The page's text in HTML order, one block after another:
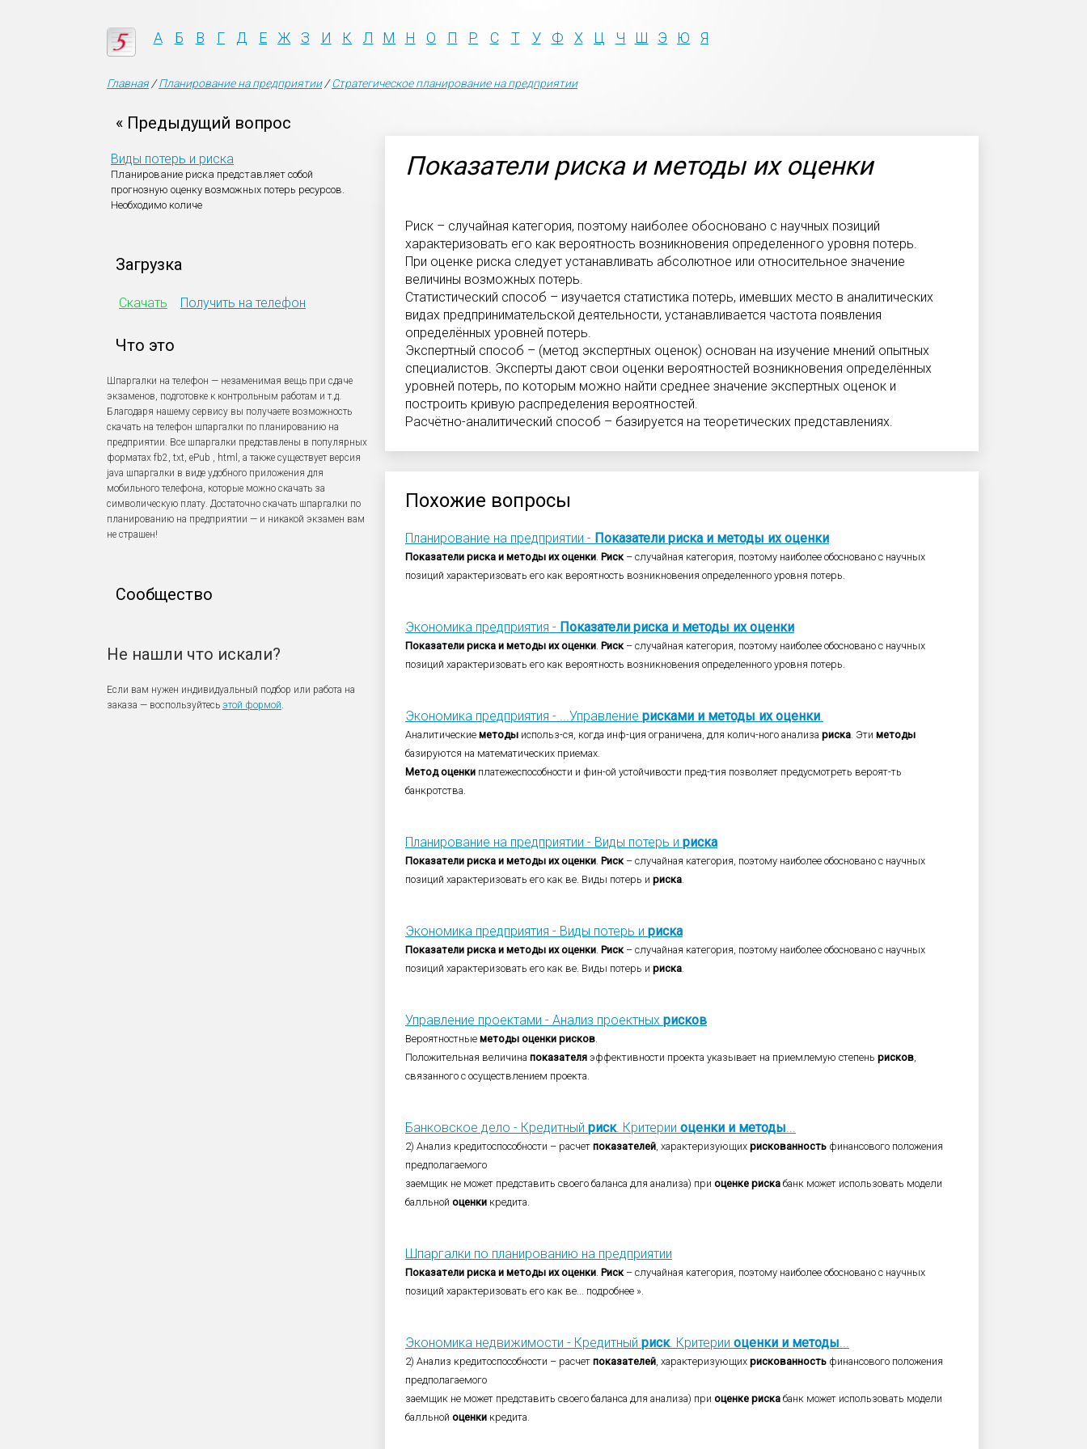
А Б В Г Д Е Ж З И К Л М Н О П Р С Т У Ф Х Ц Ч Ш Э Ю Я
Главная/Планирование на предприятии/Стратегическое планирование на предприятии
« Предыдущий вопрос
Виды потерь и риска
Планирование риска представляет собой
прогнозную оценку возможных потерь ресурсов.
Необходимо количе
Загрузка
Скачать Получить на телефон
Что это
Шпаргалки на телефон — незаменимая вещь при сдаче
экзаменов, подготовке к контрольным работам и т.д.
Благодаря нашему сервису вы получаете возможность
скачать на телефон шпаргалки по планированию на
предприятии. Все шпаргалки представлены в популярных
форматах fb2, txt, ePub , html, а также существует версия
java шпаргалки в виде удобного приложения для
мобильного телефона, которые можно скачать за
символическую плату. Достаточно скачать шпаргалки по
планированию на предприятии — и никакой экзамен вам
не страшен!
Сообщество
Не нашли что искали?
Если вам нужен индивидуальный подбор или работа на
заказа — воспользуйтесь этой формой.
Показатели риска и методы их оценки
Риск – случайная категория, поэтому наиболее обосновано с научных позиций
характеризовать его как вероятность возникновения определенного уровня потерь.
При оценке риска следует устанавливать абсолютное или относительное значение
величины возможных потерь.
Статистический способ – изучается статистика потерь, имевших место в аналитических
видах предпринимательской деятельности, устанавливается частота появления
определённых уровней потерь.
Экспертный способ – (метод экспертных оценок) основан на изучение мнений опытных
специалистов. Эксперты дают свои оценки вероятностей возникновения определённых
уровней потерь, по которым можно найти среднее значение экспертных оценок и
построить кривую распределения вероятностей.
Расчётно-аналитический способ – базируется на теоретических представлениях.
Похожие вопросы
Планирование на предприятии - Показатели риска и методы их оценки
Показатели риска и методы их оценки. Риск– случайная категория, поэтому наиболее обосновано с научных
позиций характеризовать его как вероятность возникновения определенного уровня потерь.
Экономика предприятия - Показатели риска и методы их оценки
Показатели риска и методы их оценки. Риск– случайная категория, поэтому наиболее обосновано с научных
позиций характеризовать его как вероятность возникновения определенного уровня потерь.
Экономика предприятия - ...Управление рисками и методы их оценки.
Аналитические методы использ-ся, когда инф-ция ограничена, для колич-ного анализа риска. Эти методы
базируются на математических приемах.
Метод оценки платежеспособности и фин-ой устойчивости пред-тия позволяет предусмотреть вероят-ть
банкротства.
Планирование на предприятии - Виды потерь и риска
Показатели риска и методы их оценки. Риск– случайная категория, поэтому наиболее обосновано с научных
позиций характеризовать его как ве. Виды потерь и риска.
Экономика предприятия - Виды потерь и риска
Показатели риска и методы их оценки. Риск– случайная категория, поэтому наиболее обосновано с научных
позиций характеризовать его как ве. Виды потерь и риска.
Управление проектами - Анализ проектных рисков
Вероятностные методы оценки рисков.
Положительная величина показателя эффективности проекта указывает на приемлемую степень рисков,
связанного с осуществлением проекта.
Банковское дело - Кредитный риск. Критерии оценки и методы...
2) Анализ кредитоспособности – расчет показателей, характеризующих рискованность финансового положения
предполагаемого
заемщик не может представить своего баланса для анализа) при оценке риска банк может использовать модели
балльной оценки кредита.
Шпаргалки по планированию на предприятии
Показатели риска и методы их оценки. Риск– случайная категория, поэтому наиболее обосновано с научных
позиций характеризовать его как ве... подробнее ».
Экономика недвижимости - Кредитный риск. Критерии оценки и методы...
2) Анализ кредитоспособности – расчет показателей, характеризующих рискованность финансового положения
предполагаемого
заемщик не может представить своего баланса для анализа) при оценке риска банк может использовать модели
балльной оценки кредита.